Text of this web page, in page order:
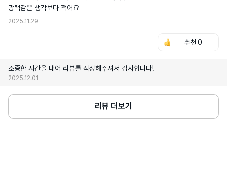
광택감은 생각보다 적어요
2025.11.29
추천 0
소중한 시간을 내어 리뷰를 작성해주셔서 감사합니다!
2025.12.01
리뷰 더보기